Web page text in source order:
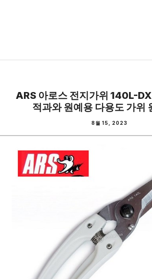
ARS 아로스 전지가위 140L-
적과와 원예용 다용도 가위
8월 15, 2023